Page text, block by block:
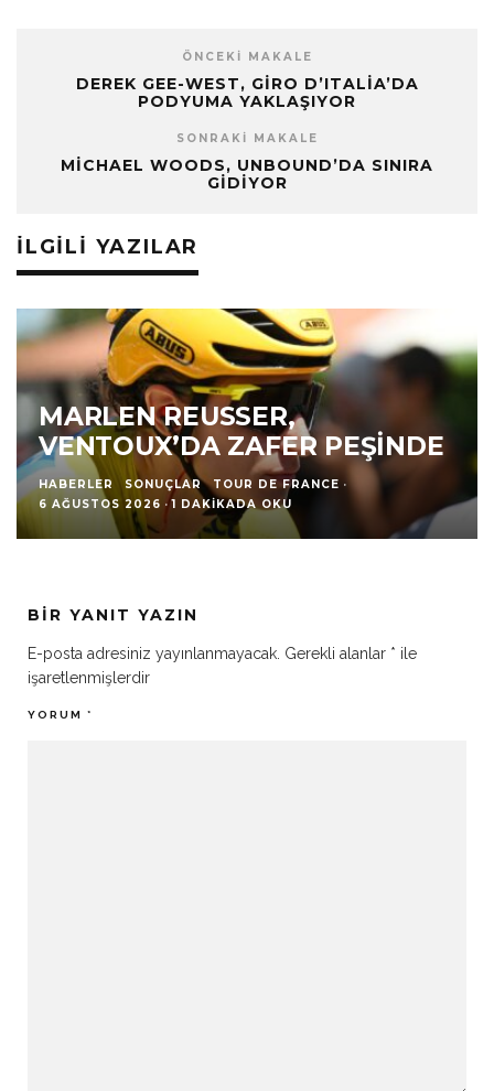
ÖNCEKI MAKALE
DEREK GEE-WEST, GIRO D’ITALIA’DA
PODYUMA YAKLAŞIYOR
SONRAKI MAKALE
MICHAEL WOODS, UNBOUND’DA SINIRA
GIDIYOR
İLGILI YAZILAR
MARLEN REUSSER,
VENTOUX’DA ZAFER PEŞINDE
HABERLER SONUÇLAR TOUR DE FRANCE ·
6 AĞUSTOS 2026 · 1 DAKIKADA OKU
BIR YANIT YAZIN
E-posta adresiniz yayınlanmayacak. Gerekli alanlar * ile
işaretlenmişlerdir
YORUM *